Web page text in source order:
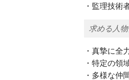
・監理技術
求める人
・真摯に全
・特定の領
・多様な仲